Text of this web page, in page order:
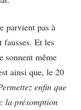
parvient pas à
fausses. Et les
sonnent même
ainsi que, le 20
enfin que
la présomption